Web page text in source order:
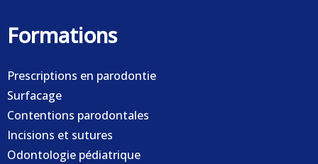
Formations
Prescriptions en parodontie
Surfacage
Contentions parodontales
Incisions et sutures
Odontologie pédiatrique